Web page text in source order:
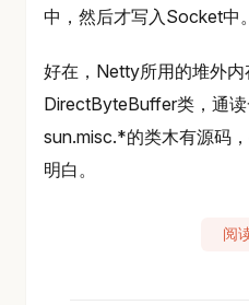
中，然后才写入Socket中。
好在，Netty所用的堆外
DirectByteBuffer类，通
sun.misc.*的类木有源码
明白。
阅